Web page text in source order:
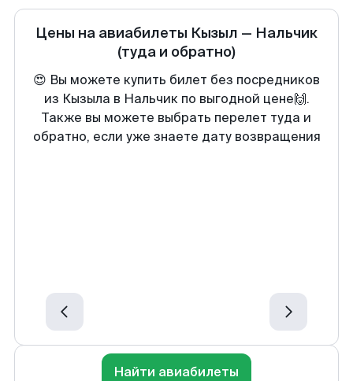
Цены на авиабилеты Кызыл — Нальчик
(туда и обратно)
😍 Вы можете купить билет без посредников
из Кызыла в Нальчик по выгодной цене🙌.
Также вы можете выбрать перелет туда и
обратно, если уже знаете дату возвращения
Найти авиабилеты